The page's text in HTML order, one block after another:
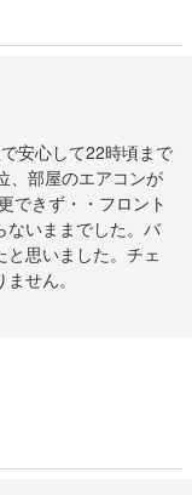
安心して22時頃まで
、部屋のエアコンが
できず・・フロント
ないままでした。バ
思いました。チェ
せん。